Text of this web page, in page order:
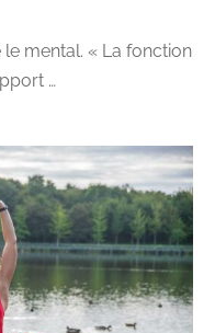
le mental. « La fonction
…